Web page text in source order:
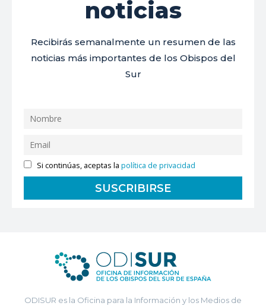
noticias
Recibirás semanalmente un resumen de las
noticias más importantes de los Obispos del
Sur
Si continúas, aceptas lapolítica de privacidad
ODISUR es la Oficina para la Información y los Medios de